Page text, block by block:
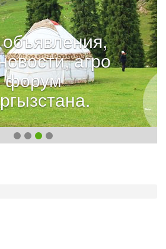
агро
форум